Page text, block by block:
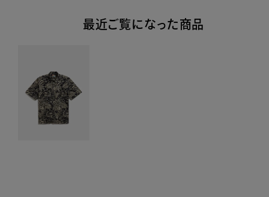
最近ご覧になった商品